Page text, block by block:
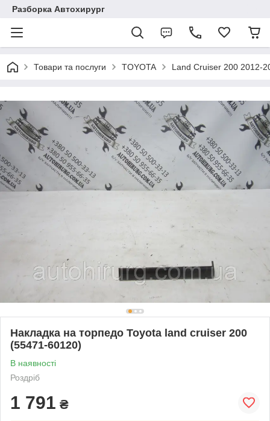
Разборка Автохирург
Товари та послуги TOYOTA Land Cruiser 200 2012-
Накладка на торпедо Toyota land cruiser 200
(55471-60120)
В наявності
Роздріб
1 791 ₴